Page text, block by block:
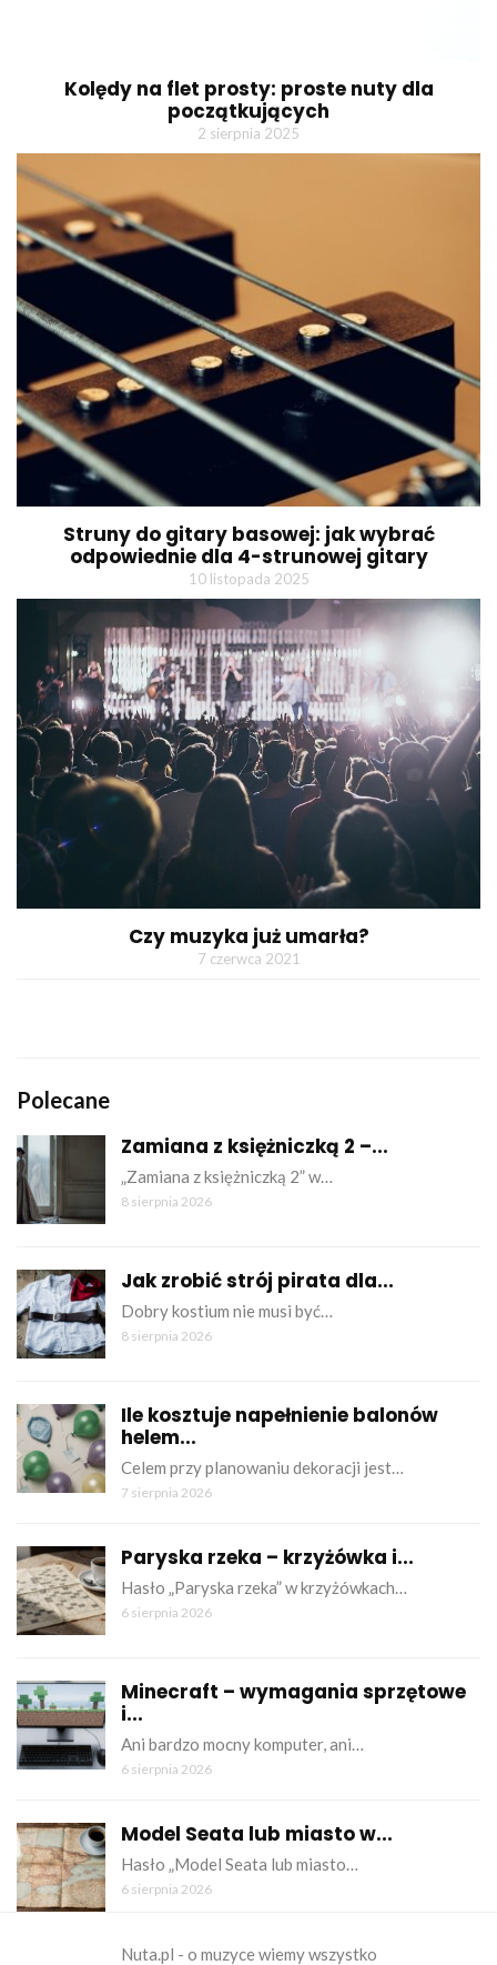
Kolędy na flet prosty: proste nuty dla
początkujących
2 sierpnia 2025
Struny do gitary basowej: jak wybrać
odpowiednie dla 4-strunowej gitary
10 listopada 2025
Czy muzyka już umarła?
7 czerwca 2021
Polecane
Zamiana z księżniczką 2 –...
„Zamiana z księżniczką 2” w…
8 sierpnia 2026
Jak zrobić strój pirata dla...
Dobry kostium nie musi być…
8 sierpnia 2026
Ile kosztuje napełnienie balonów
helem...
Celem przy planowaniu dekoracji jest…
7 sierpnia 2026
Paryska rzeka – krzyżówka i...
Hasło „Paryska rzeka” w krzyżówkach…
6 sierpnia 2026
Minecraft – wymagania sprzętowe
i...
Ani bardzo mocny komputer, ani…
6 sierpnia 2026
Model Seata lub miasto w...
Hasło „Model Seata lub miasto…
6 sierpnia 2026
Nuta.pl - o muzyce wiemy wszystko